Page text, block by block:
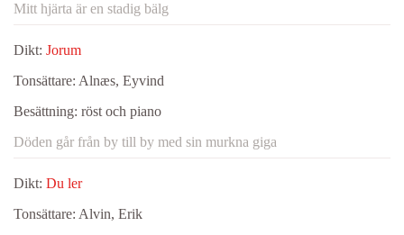
Mitt hjärta är en stadig bälg
Dikt: Jorum
Tonsättare: Alnæs, Eyvind
Besättning: röst och piano
Döden går från by till by med sin murkna giga
Dikt: Du ler
Tonsättare: Alvin, Erik